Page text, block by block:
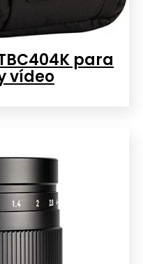
para
vídeo